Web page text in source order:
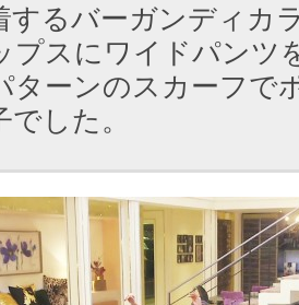
するバーガンディカ
プスにワイドパンツ
ターンのスカーフで
した。